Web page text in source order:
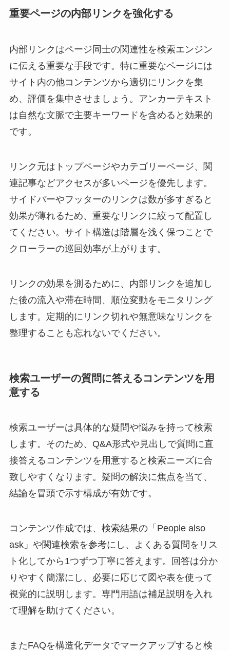
重要ページの内部リンクを強化する
内部リンクはページ同士の関連性を検索エンジン
に伝える重要な手段です。特に重要なページには
サイト内の他コンテンツから適切にリンクを集
め、評価を集中させましょう。アンカーテキスト
は自然な文脈で主要キーワードを含めると効果的
です。
リンク元はトップページやカテゴリーページ、関
連記事などアクセスが多いページを優先します。
サイドバーやフッターのリンクは数が多すぎると
効果が薄れるため、重要なリンクに絞って配置し
てください。サイト構造は階層を浅く保つことで
クローラーの巡回効率が上がります。
リンクの効果を測るために、内部リンクを追加し
た後の流入や滞在時間、順位変動をモニタリング
します。定期的にリンク切れや無意味なリンクを
整理することも忘れないでください。
検索ユーザーの質問に答えるコンテンツを用
意する
検索ユーザーは具体的な疑問や悩みを持って検索
します。そのため、Q&A形式や見出しで質問に直
接答えるコンテンツを用意すると検索ニーズに合
致しやすくなります。疑問の解決に焦点を当て、
結論を冒頭で示す構成が有効です。
コンテンツ作成では、検索結果の「People also
ask」や関連検索を参考にし、よくある質問をリス
ト化してから1つずつ丁寧に答えます。回答は分か
りやすく簡潔にし、必要に応じて図や表を使って
視覚的に説明します。専門用語は補足説明を入れ
て理解を助けてください。
またFAQを構造化データでマークアップすると検